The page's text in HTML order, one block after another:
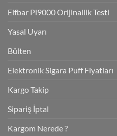
Elfbar Pi9000 Orijinallik Testi
Yasal Uyarı
Bülten
Elektronik Sigara Puff Fiyatları
Kargo Takip
Sipariş İptal
Kargom Nerede ?